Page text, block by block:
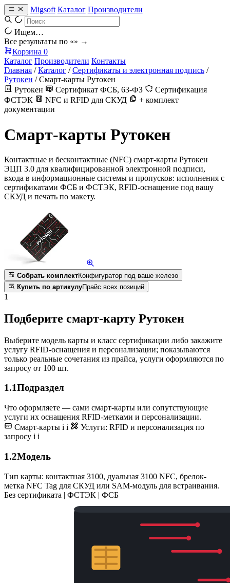
Migsoft Каталог Производители
Ищем…
Все результаты по «» →
Корзина 0
Каталог Производители Контакты
Главная / Каталог / Сертификаты и электронная подпись /
Рутокен / Смарт-карты Рутокен
Рутокен
Сертификат ФСБ, 63-ФЗ
Сертификация
ФСТЭК
NFC и RFID для СКУД
+ комплект
документации
Смарт-карты Рутокен
Контактные и бесконтактные (NFC) смарт-карты Рутокен
ЭЦП 3.0 для квалифицированной электронной подписи,
входа в информационные системы и пропусков: исполнения с
сертификатами ФСБ и ФСТЭК, RFID-оснащение под вашу
СКУД и печать по макету.
Собрать комплектКонфигуратор под ваше железо
Купить по артикулуПрайс всех позиций
1
Подберите смарт-карту Рутокен
Выберите модель карты и класс сертификации либо закажите
услугу RFID-оснащения и персонализации; показываются
только реальные сочетания из прайса, услуги оформляются по
запросу от 100 шт.
1.1Подраздел
Что оформляете — сами смарт-карты или сопутствующие
услуги их оснащения RFID-метками и персонализации.
Смарт-карты i i Услуги: RFID и персонализация по
запросу i i
1.2Модель
Тип карты: контактная 3100, дуальная 3100 NFC, брелок-
метка NFC Tag для СКУД или SAM-модуль для встраивания.
Без сертификата | ФСТЭК | ФСБ